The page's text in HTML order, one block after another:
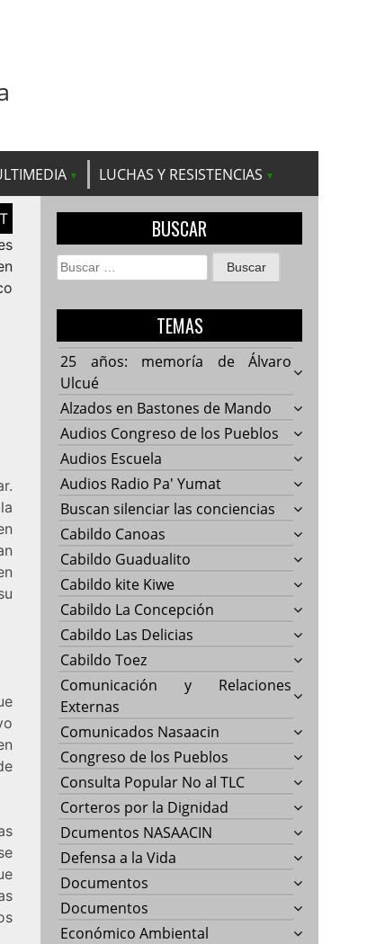
LUCHAS Y RESISTENCIAS
BUSCAR
Buscar:
TEMAS
25 años: memoría de Álvaro
Ulcué
Alzados en Bastones de Mando
Audios Congreso de los Pueblos
Audios Escuela
Audios Radio Pa' Yumat
Buscan silenciar las conciencias
Cabildo Canoas
Cabildo Guadualito
Cabildo kite Kiwe
Cabildo La Concepción
Cabildo Las Delicias
Cabildo Toez
Comunicación y Relaciones
Externas
Comunicados Nasaacin
Congreso de los Pueblos
Consulta Popular No al TLC
Corteros por la Dignidad
Dcumentos NASAACIN
Defensa a la Vida
Documentos
Documentos
Económico Ambiental